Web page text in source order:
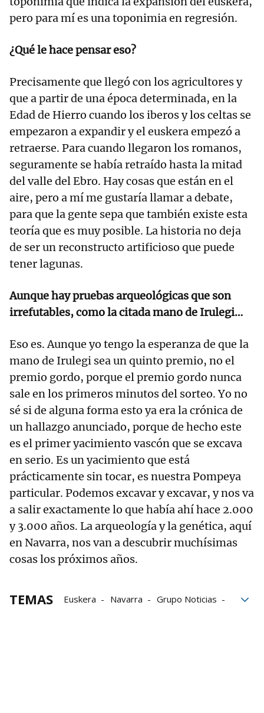
pero para mí es una toponimia en regresión.
¿Qué le hace pensar eso?
Precisamente que llegó con los agricultores y
que a partir de una época determinada, en la
Edad de Hierro cuando los iberos y los celtas se
empezaron a expandir y el euskera empezó a
retraerse. Para cuando llegaron los romanos,
seguramente se había retraído hasta la mitad
del valle del Ebro. Hay cosas que están en el
aire, pero a mí me gustaría llamar a debate,
para que la gente sepa que también existe esta
teoría que es muy posible. La historia no deja
de ser un reconstructo artificioso que puede
tener lagunas.
Aunque hay pruebas arqueológicas que son
irrefutables, como la citada mano de Irulegi…
Eso es. Aunque yo tengo la esperanza de que la
mano de Irulegi sea un quinto premio, no el
premio gordo, porque el premio gordo nunca
sale en los primeros minutos del sorteo. Yo no
sé si de alguna forma esto ya era la crónica de
un hallazgo anunciado, porque de hecho este
es el primer yacimiento vascón que se excava
en serio. Es un yacimiento que está
prácticamente sin tocar, es nuestra Pompeya
particular. Podemos excavar y excavar, y nos va
a salir exactamente lo que había ahí hace 2.000
y 3.000 años. La arqueología y la genética, aquí
en Navarra, nos van a descubrir muchísimas
cosas los próximos años.
TEMAS Euskera Navarra
Grupo Noticias